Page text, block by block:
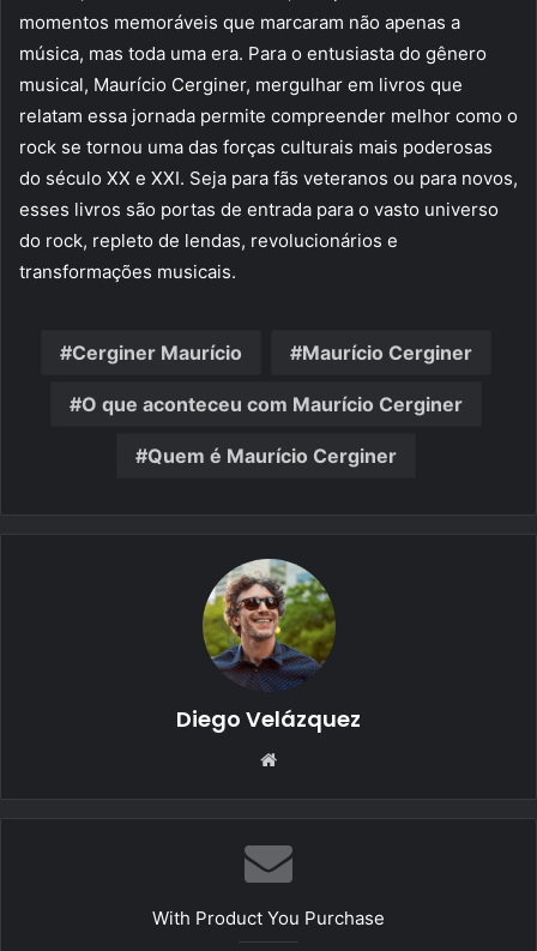
momentos memoráveis que marcaram não apenas a
música, mas toda uma era. Para o entusiasta do gênero
musical, Maurício Cerginer, mergulhar em livros que
relatam essa jornada permite compreender melhor como o
rock se tornou uma das forças culturais mais poderosas
do século XX e XXI. Seja para fãs veteranos ou para novos,
esses livros são portas de entrada para o vasto universo
do rock, repleto de lendas, revolucionários e
transformações musicais.
Cerginer Maurício Maurício Cerginer
O que aconteceu com Maurício Cerginer
Quem é Maurício Cerginer
Diego Velázquez
Website
With Product You Purchase